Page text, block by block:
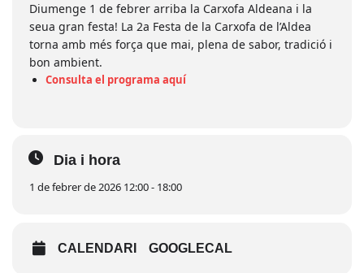
Diumenge 1 de febrer arriba la Carxofa Aldeana i la
seua gran festa! La 2a Festa de la Carxofa de l’Aldea
torna amb més força que mai, plena de sabor, tradició i
bon ambient.
Consulta el programa aquí
Dia i hora
1 de febrer de 2026 12:00 - 18:00
CALENDARI GOOGLECAL